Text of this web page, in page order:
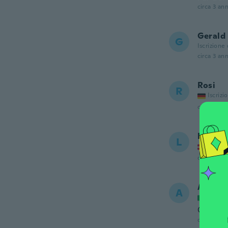
circa 3
G Gerald
Iscrizione
circa 3
R Rosi
circa 3
L Lisbeth
circa 3
A
circa 3